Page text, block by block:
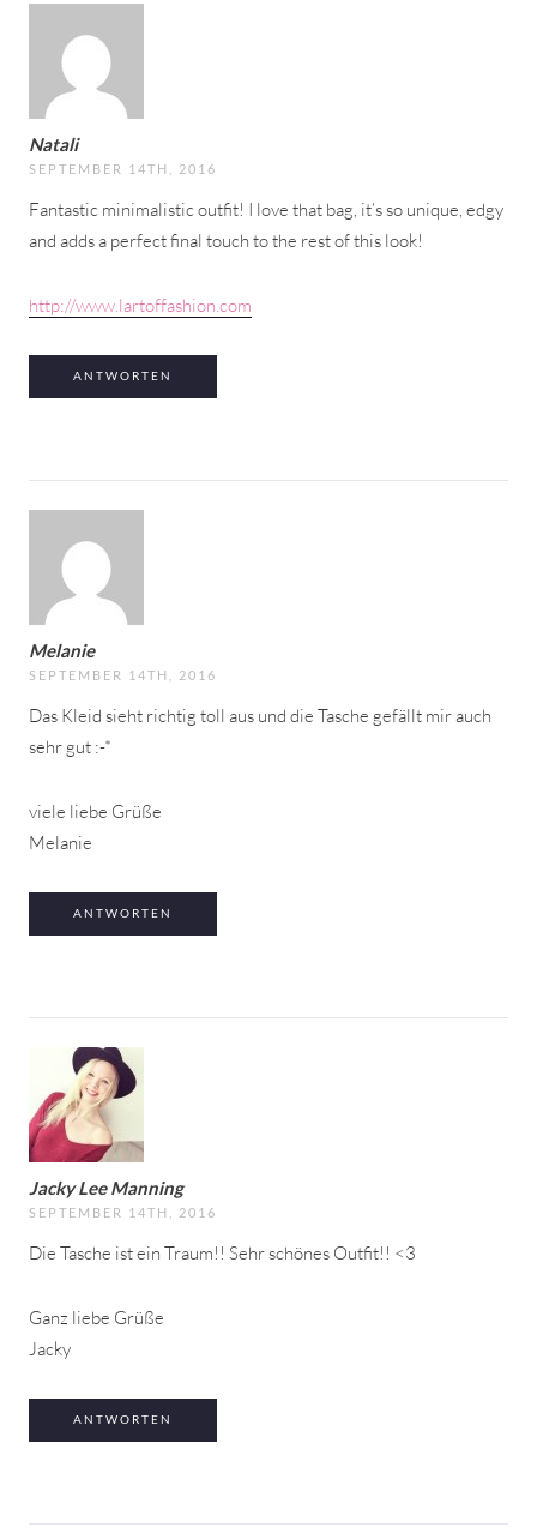
Natali
SEPTEMBER 14TH, 2016
Fantastic minimalistic outfit! I love that bag, it’s so unique, edgy
and adds a perfect final touch to the rest of this look!
http://www.lartoffashion.com
ANTWORTEN
Melanie
SEPTEMBER 14TH, 2016
Das Kleid sieht richtig toll aus und die Tasche gefällt mir auch
sehr gut :-*
viele liebe Grüße
Melanie
ANTWORTEN
Jacky Lee Manning
SEPTEMBER 14TH, 2016
Die Tasche ist ein Traum!! Sehr schönes Outfit!! <3
Ganz liebe Grüße
Jacky
ANTWORTEN